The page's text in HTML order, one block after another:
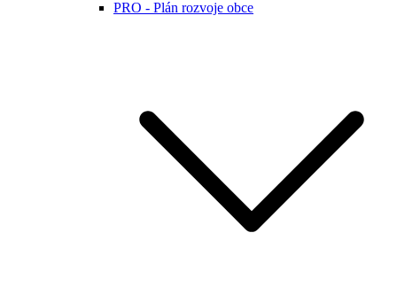
PRO - Plán rozvoje obce